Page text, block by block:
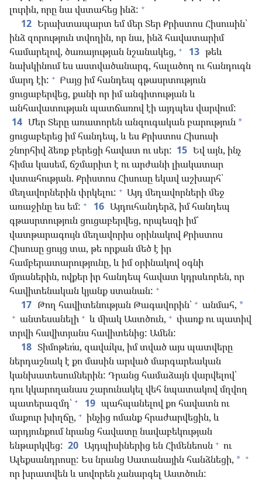
լուրին, որը նա վստահեց ինձ: +
12 Երախտապարտ եմ մեր Տեր Քրիստոս Հիսուսին՝
ինձ զորություն տվողին, որ նա, ինձ հավատարիմ
համարելով, ծառայության նշանակեց, + 13 թեև
նախկինում ես աստվածանարգ, հալածող ու հանդուգն
մարդ էի: + Բայց իմ հանդեպ գթասրտություն
ցուցաբերվեց, քանի որ իմ անգիտության և
անհավատության պատճառով էի այդպես վարվում:
14 Մեր Տերը առատորեն անզուգական բարություն *
ցուցաբերեց իմ հանդեպ, և ես Քրիստոս Հիսուսի
շնորհիվ ձեռք բերեցի հավատ ու սեր: 15 Եվ այն, ինչ
հիմա կասեմ, ճշմարիտ է ու արժանի լիակատար
վստահության. Քրիստոս Հիսուսը եկավ աշխարհ՝
մեղավորներին փրկելու: + Այդ մեղավորների մեջ
առաջինը ես եմ: + 16 Այդուհանդերձ, իմ հանդեպ
գթասրտություն ցուցաբերվեց, որպեսզի իմ՝
վատթարագույն մեղավորիս օրինակով Քրիստոս
Հիսուսը ցույց տա, թե որքան մեծ է իր
համբերատարությունը, և իմ օրինակով օգնի
մյուսներին, ովքեր իր հանդեպ հավատ կդրսևորեն, որ
հավիտենական կյանք ստանան: +
17 Թող հավիտենության Թագավորին՝ + անմահ, *
+ անտեսանելի + և միակ Աստծուն, + փառք ու պատիվ
տրվի հավիտյանս հավիտենից: Ամեն:
18 Տիմոթեո՛ս, զավա՛կս, իմ տված այս պատվերը
ներդաշնակ է քո մասին արված մարգարեական
կանխատեսումներին: Դրանց համաձայն վարվելով՝
դու կկարողանաս շարունակել վեհ նպատակով մղվող
պատերազմդ՝ + 19 պահպանելով քո հավատն ու
մաքուր խիղճը, + ինչից ոմանք հրաժարվեցին, և
արդյունքում նրանց հավատը նավաբեկության
ենթարկվեց: 20 Այդպիսիներից են Հիմենեոսն + ու
Ալեքսանդրոսը: Ես նրանց Սատանային հանձնեցի, * +
որ խրատվեն և սովորեն չանարգել Աստծուն: